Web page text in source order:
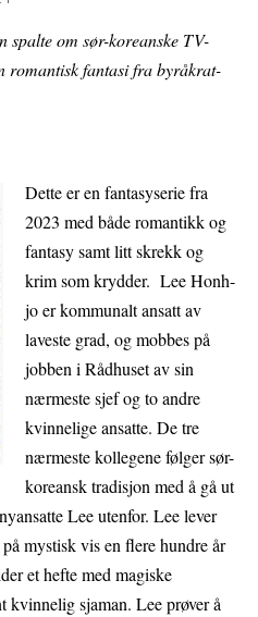
spalte om sør-koreanske TV-
romantisk fantasi fra byråkrat-
Dette er en fantasyserie fra
2023 med både romantikk og
fantasy samt litt skrekk og
krim som krydder. Lee Honh-
jo er kommunalt ansatt av
laveste grad, og mobbes på
jobben i Rådhuset av sin
nærmeste sjef og to andre
kvinnelige ansatte. De tre
nærmeste kollegene følger sør-
koreansk tradisjon med å gå ut
Lee utenfor. Lee lever
mystisk vis en flere hundre år
et hefte med magiske
kvinnelig sjaman. Lee prøver å